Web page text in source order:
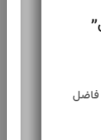
فاضل